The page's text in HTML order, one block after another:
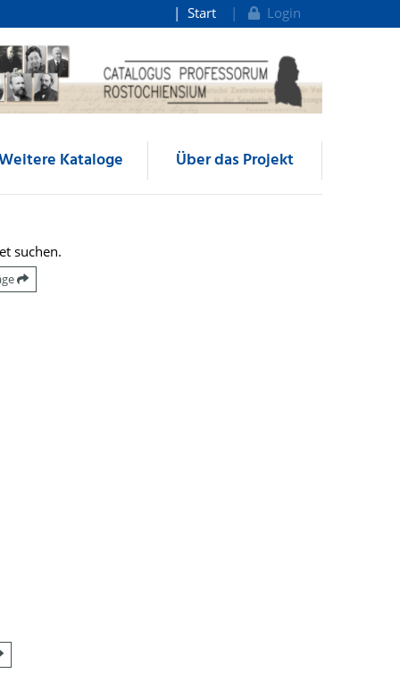
Start Login
Kataloge Über das Projekt
suchen.